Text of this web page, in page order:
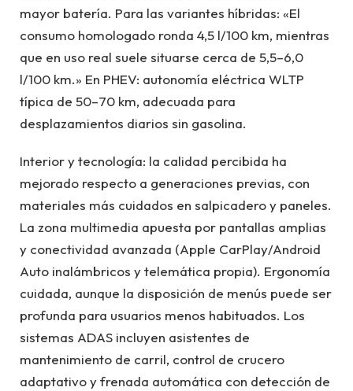
mayor batería. Para las variantes híbridas: «El
consumo homologado ronda 4,5 l/100 km, mientras
que en uso real suele situarse cerca de 5,5–6,0
l/100 km.» En PHEV: autonomía eléctrica WLTP
típica de 50–70 km, adecuada para
desplazamientos diarios sin gasolina.
Interior y tecnología: la calidad percibida ha
mejorado respecto a generaciones previas, con
materiales más cuidados en salpicadero y paneles.
La zona multimedia apuesta por pantallas amplias
y conectividad avanzada (Apple CarPlay/Android
Auto inalámbricos y telemática propia). Ergonomía
cuidada, aunque la disposición de menús puede ser
profunda para usuarios menos habituados. Los
sistemas ADAS incluyen asistentes de
mantenimiento de carril, control de crucero
adaptativo y frenada automática con detección de